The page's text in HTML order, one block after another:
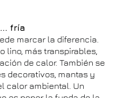
fría
marcar la diferencia.
lino, más transpirables,
de calor. También se
decorativos, mantas y
calor ambiental. Un